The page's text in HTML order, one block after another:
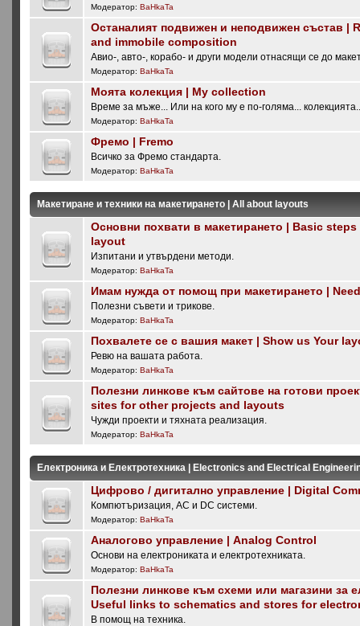
Модератор:BaHkaTa
Останалият подвижен и неподвижен състав |
and immobile composition
Авио-, авто-, корабо- и други модели отнасящи се до
Модератор:BaHkaTa
Моята колекция | My collection
Време за мъже... Или на кого му е по-голяма...
Модератор:BaHkaTa
Фремо | Fremo
Всичко за Фремо стандарта.
Модератор:BaHkaTa
Макетиране и техники на макетирането | All about layouts
Основни похвати в макетирането | Basic
layout
Изпитани и утвърдени методи.
Модератор:BaHkaTa
Имам нужда от помощ при макетирането |
Полезни съвети и трикове.
Модератор:BaHkaTa
Похвалете се с вашия макет | Show us Your
Ревю на вашата работа.
Модератор:BaHkaTa
Полезни линкове към сайтове на готови
sites for other projects and layouts
Чужди проекти и тяхната реализация.
Модератор:BaHkaTa
Електроника и Електротехника | Electronics and Electrical
Цифрово / дигитално управление | Digital
Компютъризация, AC и DC системи.
Модератор:BaHkaTa
Аналогово управление | Analog Control
Основи на електрониката и електротехниката.
Модератор:BaHkaTa
Полезни линкове към схеми или магазини за
Useful links to schematics and stores for
В помощ на техника.